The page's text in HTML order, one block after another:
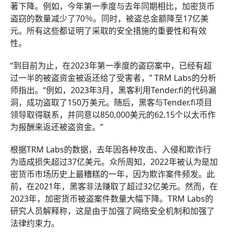
著下降。例如，今年第一季度与去年同期相比，加密货币
盗窃的数量减少了70％。同时，被盗总金额降至17亿美
元。所有这些都证明了采取的安全措施的重要性和有效
性。
“到目前为止，在2023年第一季度的盗窃案中，已经有超
过一半的被盗资金被返还给了受害者，” TRM Labs的分析
师指出。“例如，2023年3月，黑客利用Tender.fi的代码漏
洞，成功盗取了150万美元。随后，黑客与Tender.fi项目
领导取得联系，并同意以850,000美元的62.15个以太币作
为报酬来返还被盗资金。”
根据TRM Labs的数据，去年因各种攻击、入侵和欺诈行
为造成损失超过37亿美元。众所周知，2022年被认为是加
密货币市场历史上最糟糕的一年，因为欺诈案件频发。此
前，在2021年，黑客非法赚取了超过32亿美元。然而，在
2023年，加密货币被盗案件数量大幅下降。TRM Labs的
研究人员解释称，这是由于加强了网络安全机制和加强了
法律约束力。